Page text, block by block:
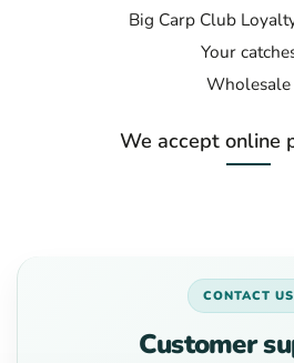
Big Carp Club
Your
Wholesale
We accept online
CONTACT US
Customer